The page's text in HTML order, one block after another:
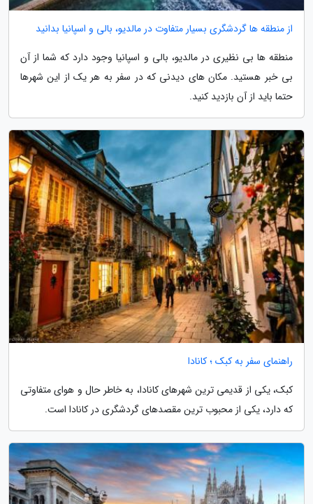
از منطقه ها گردشگری بسیار متفاوت در مالدیو، بالی و اسپانیا بدانید
منطقه ها بی نظیری در مالدیو، بالی و اسپانیا وجود دارد که شما از آن
بی خبر هستید. مکان های دیدنی که در سفر به هر یک از این شهرها
حتما باید از آن بازدید کنید.
راهنمای سفر به کبک ؛ کانادا
کبک، یکی از قدیمی ترین شهرهای کانادا، به خاطر حال و هوای متفاوتی
که دارد، یکی از محبوب ترین مقصدهای گردشگری در کانادا است.